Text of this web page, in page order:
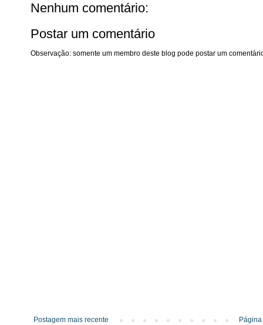
Nenhum comentário:
Postar um comentário
Observação: somente um membro deste blog pode postar um
Postagem mais recente